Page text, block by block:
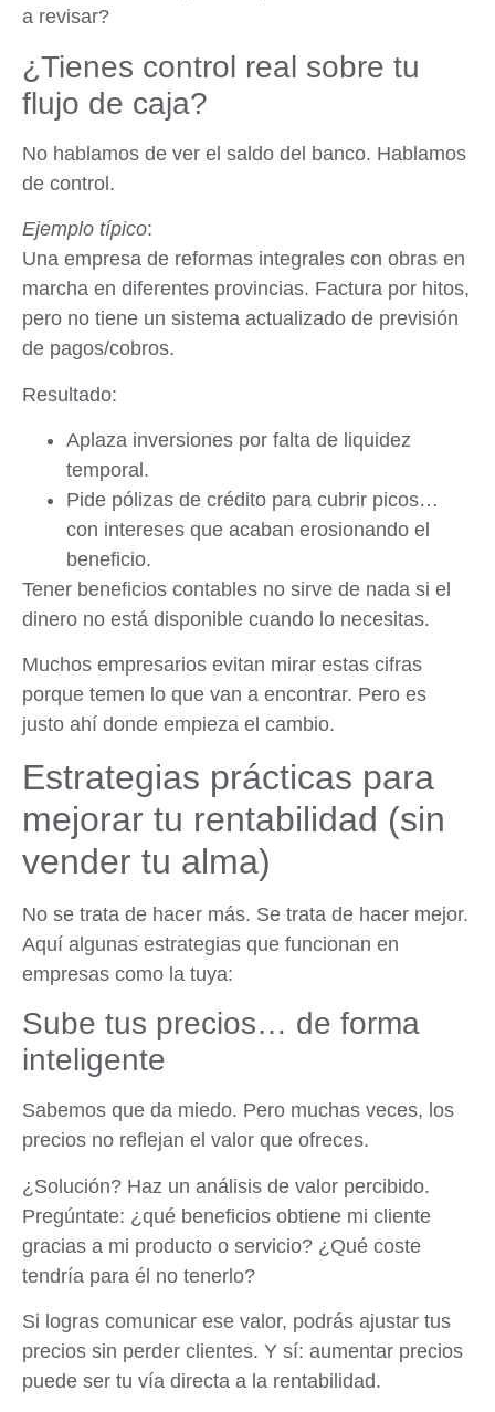
a revisar?
¿Tienes control real sobre tu
flujo de caja?
No hablamos de ver el saldo del banco. Hablamos
de control.
Ejemplo típico:
Una empresa de reformas integrales con obras en
marcha en diferentes provincias. Factura por hitos,
pero no tiene un sistema actualizado de previsión
de pagos/cobros.
Resultado:
Aplaza inversiones por falta de liquidez
temporal.
Pide pólizas de crédito para cubrir picos…
con intereses que acaban erosionando el
beneficio.
Tener beneficios contables no sirve de nada si el
dinero no está disponible cuando lo necesitas.
Muchos empresarios evitan mirar estas cifras
porque temen lo que van a encontrar. Pero es
justo ahí donde empieza el cambio.
Estrategias prácticas para
mejorar tu rentabilidad (sin
vender tu alma)
No se trata de hacer más. Se trata de hacer mejor.
Aquí algunas estrategias que funcionan en
empresas como la tuya:
Sube tus precios… de forma
inteligente
Sabemos que da miedo. Pero muchas veces, los
precios no reflejan el valor que ofreces.
¿Solución? Haz un análisis de valor percibido.
Pregúntate: ¿qué beneficios obtiene mi cliente
gracias a mi producto o servicio? ¿Qué coste
tendría para él no tenerlo?
Si logras comunicar ese valor, podrás ajustar tus
precios sin perder clientes. Y sí: aumentar precios
puede ser tu vía directa a la rentabilidad.